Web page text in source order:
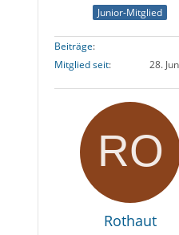
Junior-Mitglied
Beiträge
Mitglied seit
28.
Rothaut